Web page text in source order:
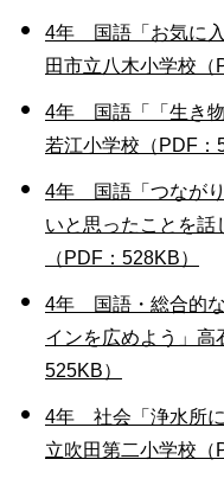
4年 国語「お気に
田市立八木小学校（
4年 国語「「生き
若江小学校（PDF：
4年 国語「つなが
いと思ったことを話
（PDF：528KB）
4年 国語・総合的
インを広めよう」高
525KB）
4年 社会「浄水所
立吹田第二小学校（